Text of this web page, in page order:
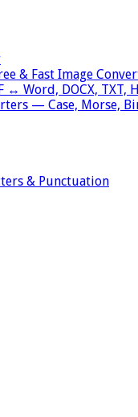
& Fast Image
↔ Word, DOCX, TXT,
— Case, Morse,
& Punctuation